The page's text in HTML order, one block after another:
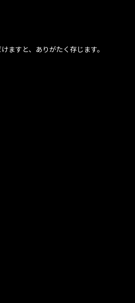
ますと、ありがたく存じます。